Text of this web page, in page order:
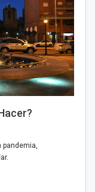
pandemia,